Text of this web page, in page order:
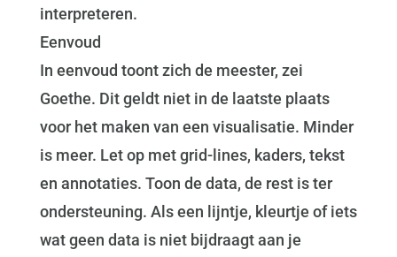
interpreteren.
Eenvoud
In eenvoud toont zich de meester, zei
Goethe. Dit geldt niet in de laatste plaats
voor het maken van een visualisatie. Minder
is meer. Let op met grid-lines, kaders, tekst
en annotaties. Toon de data, de rest is ter
ondersteuning. Als een lijntje, kleurtje of iets
wat geen data is niet bijdraagt aan je